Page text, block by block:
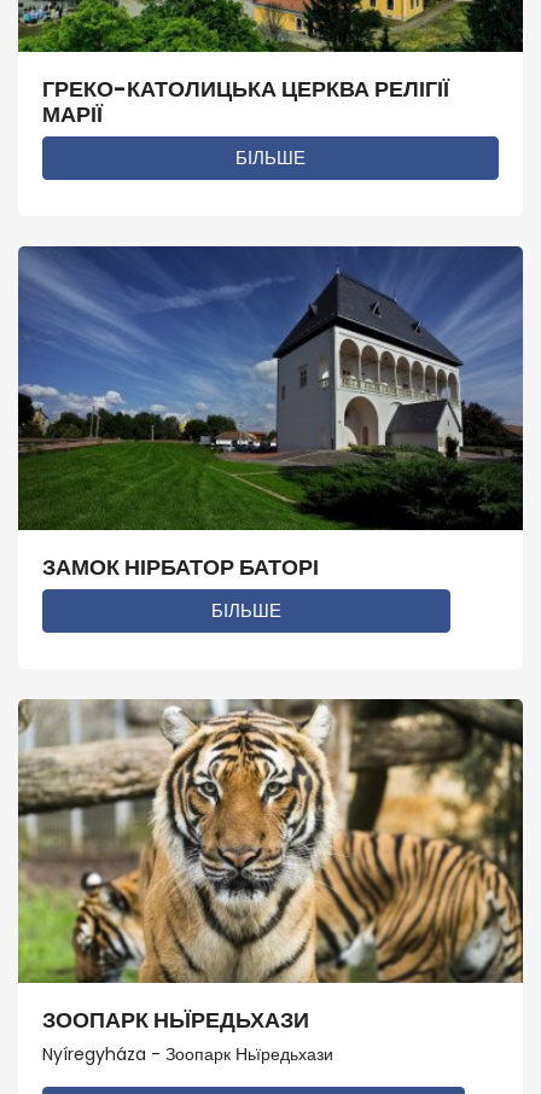
ГРЕКО-КАТОЛИЦЬКА ЦЕРКВА РЕЛІГІЇ
МАРІЇ
БІЛЬШЕ
ЗАМОК НІРБАТОР БАТОРІ
БІЛЬШЕ
ЗООПАРК НЬЇРЕДЬХАЗИ
Nyíregyháza - Зоопарк Ньїредьхази